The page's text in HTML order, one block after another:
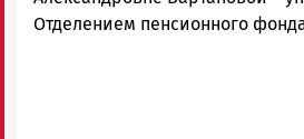
Отделением пенсионного